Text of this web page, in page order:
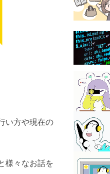
い方や現在の
様々なお話を